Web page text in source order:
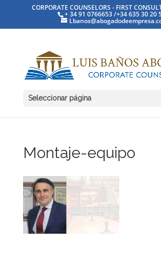
CORPORATE COUNSELORS - FIRST
+ 34 91 0766653 /+34 635 30 20
Seleccionar página
Montaje-equipo